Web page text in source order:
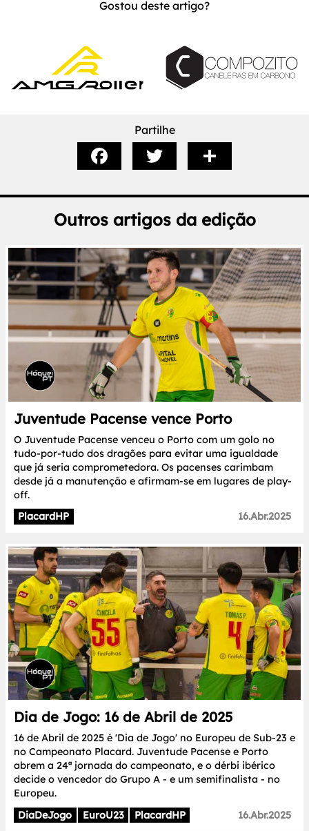
Gostou deste artigo?
Partilhe
Outros artigos da edição
Juventude Pacense vence Porto
O Juventude Pacense venceu o Porto com um golo no
tudo-por-tudo dos dragões para evitar uma igualdade
que já seria comprometedora. Os pacenses carimbam
desde já a manutenção e afirmam-se em lugares de play-
off.
PlacardHP
16.Abr.2025
Dia de Jogo: 16 de Abril de 2025
16 de Abril de 2025 é 'Dia de Jogo' no Europeu de Sub-23 e
no Campeonato Placard. Juventude Pacense e Porto
abrem a 24ª jornada do campeonato, e o dérbi ibérico
decide o vencedor do Grupo A - e um semifinalista - no
Europeu.
DiaDeJogo
EuroU23 PlacardHP 16.Abr.2025